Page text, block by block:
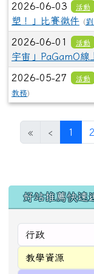
2026-06-03 活動
塑！」比賽徵件 (
2026-06-01 活動
宇宙」PaGamO線
2026-05-27 活動
教務)
« ‹ 1 (目2
左邊區域內
好站推薦快速